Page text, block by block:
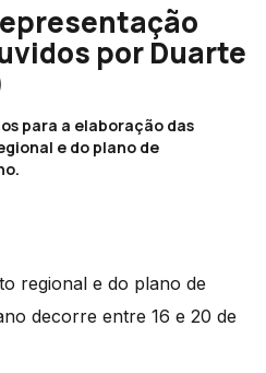
por Duarte
para a elaboração das
e do plano de
regional e do plano de
decorre entre 16 e 20 de